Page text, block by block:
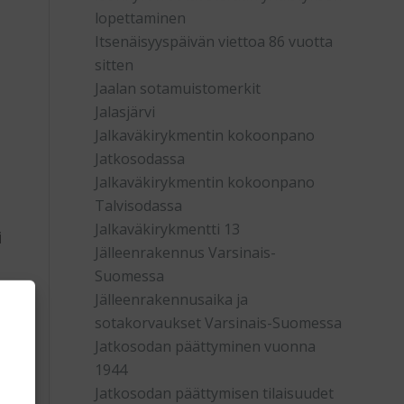
lopettaminen
Itsenäisyyspäivän viettoa 86 vuotta
sitten
Jaalan sotamuistomerkit
Jalasjärvi
Jalkaväkirykmentin kokoonpano
Jatkosodassa
Jalkaväkirykmentin kokoonpano
Talvisodassa
Jalkaväkirykmentti 13
Jälleenrakennus Varsinais-
Suomessa
Jälleenrakennusaika ja
sotakorvaukset Varsinais-Suomessa
Jatkosodan päättyminen vuonna
1944
Jatkosodan päättymisen tilaisuudet